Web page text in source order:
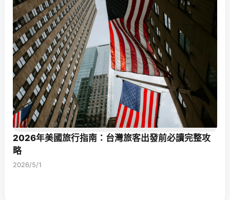
2026年美國旅行指南：台灣旅客出發前必讀完整攻
略
2026/5/1